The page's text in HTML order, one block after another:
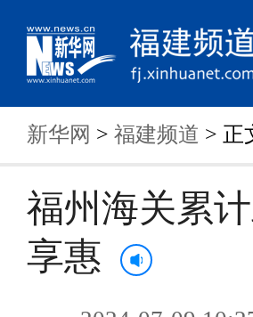
新华网 > 福建频道 > 正
福州海关累
享惠